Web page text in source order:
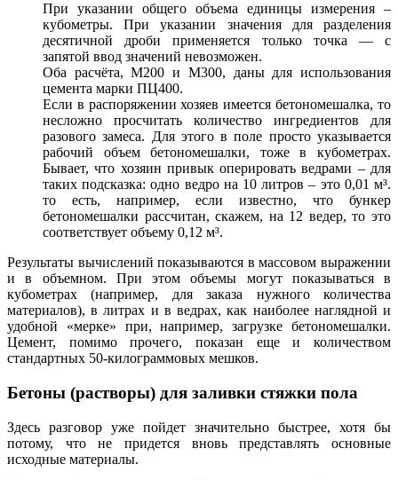
При указании общего объема единицы измерения –
кубометры. При указании значения для разделения
десятичной дроби применяется только точка — с
запятой ввод значений невозможен.
Оба расчёта, М200 и М300, даны для использования
цемента марки ПЦ400.
Если в распоряжении хозяев имеется бетономешалка, то
несложно просчитать количество ингредиентов для
разового замеса. Для этого в поле просто указывается
рабочий объем бетономешалки, тоже в кубометрах.
Бывает, что хозяин привык оперировать ведрами – для
таких подсказка: одно ведро на 10 литров – это 0,01 м³.
то есть, например, если известно, что бункер
бетономешалки рассчитан, скажем, на 12 ведер, то это
соответствует объему 0,12 м³.
Результаты вычислений показываются в массовом выражении
и в объемном. При этом объемы могут показываться в
кубометрах (например, для заказа нужного количества
материалов), в литрах и в ведрах, как наиболее наглядной и
удобной «мерке» при, например, загрузке бетономешалки.
Цемент, помимо прочего, показан еще и количеством
стандартных 50-килограммовых мешков.
Бетоны (растворы) для заливки стяжки пола
Здесь разговор уже пойдет значительно быстрее, хотя бы
потому, что не придется вновь представлять основные
исходные материалы.